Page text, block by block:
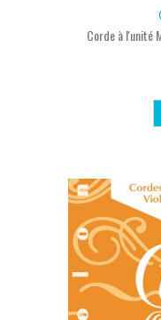
Corde à l'unité